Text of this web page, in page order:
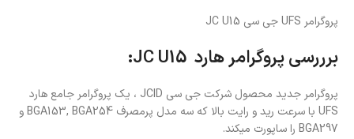
پروگرامر UFS جی سی JC U15
برررسی پروگرامر هارد JC U15:
پروگرامر جدید محصول شرکت جی سی JCID ، یک پروگرامر جامع هارد
UFS با سرعت رید و رایت بالا که سه مدل پرمصرف BGA153, BGA254 و
BGA297 را ساپورت میکند.